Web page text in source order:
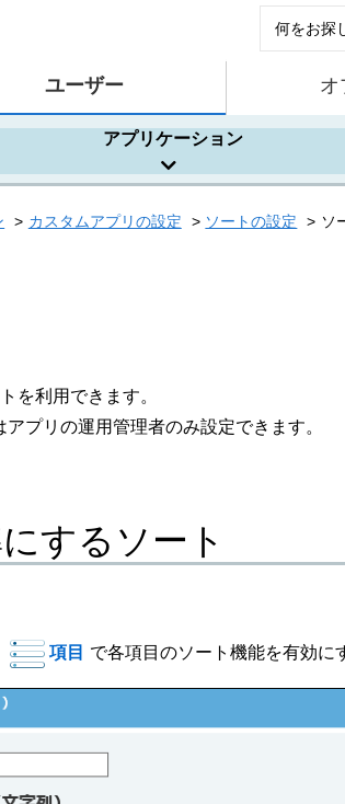
ユーザー オ
アプリケーション
カスタムアプリの設定 ソートの設定 ソ
を利用できます。
プリの運用管理者のみ設定できます。
するソート
項目 で各項目のソート機能を有効に